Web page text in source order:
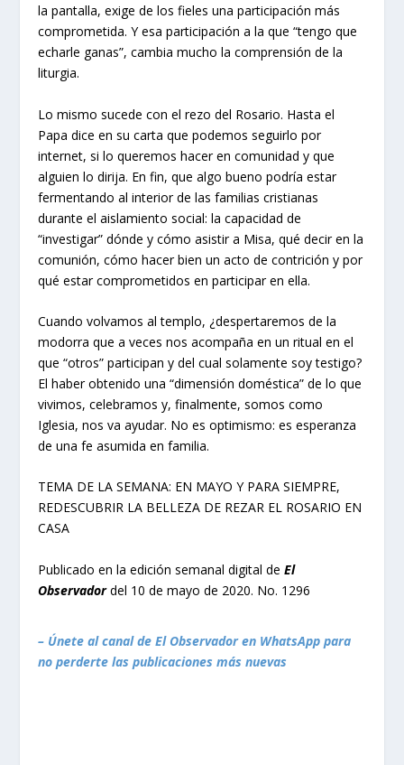
la pantalla, exige de los fieles una participación más
comprometida. Y esa participación a la que “tengo que
echarle ganas”, cambia mucho la comprensión de la
liturgia.
Lo mismo sucede con el rezo del Rosario. Hasta el
Papa dice en su carta que podemos seguirlo por
internet, si lo queremos hacer en comunidad y que
alguien lo dirija. En fin, que algo bueno podría estar
fermentando al interior de las familias cristianas
durante el aislamiento social: la capacidad de
“investigar” dónde y cómo asistir a Misa, qué decir en la
comunión, cómo hacer bien un acto de contrición y por
qué estar comprometidos en participar en ella.
Cuando volvamos al templo, ¿despertaremos de la
modorra que a veces nos acompaña en un ritual en el
que “otros” participan y del cual solamente soy testigo?
El haber obtenido una “dimensión doméstica” de lo que
vivimos, celebramos y, finalmente, somos como
Iglesia, nos va ayudar. No es optimismo: es esperanza
de una fe asumida en familia.
TEMA DE LA SEMANA: EN MAYO Y PARA SIEMPRE,
REDESCUBRIR LA BELLEZA DE REZAR EL ROSARIO EN
CASA
Publicado en la edición semanal digital deEl
Observadordel 10 de mayo de 2020. No. 1296
– Únete al canal de El Observador en WhatsApp para
no perderte las publicaciones más nuevas